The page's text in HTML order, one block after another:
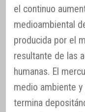
el continuo
medioambiental
producida por el
resultante de las
humanas. El
medio ambiente
termina